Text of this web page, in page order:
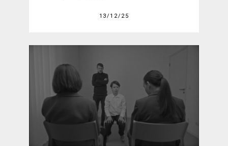
13/12/25